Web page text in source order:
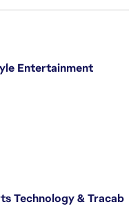
Entertainment
Technology & Tracab